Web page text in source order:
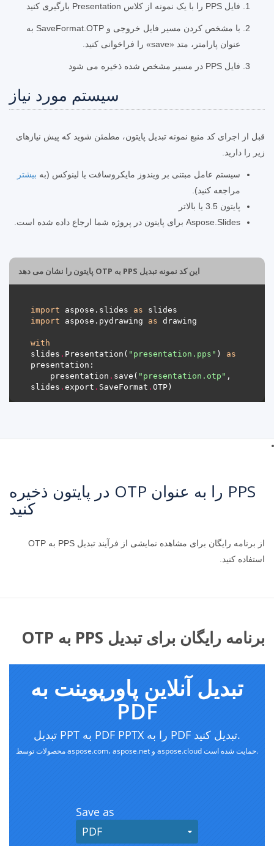
فایل PPS را با یک نمونه از کلاس Presentation بارگیری کنید
با مشخص کردن مسیر فایل خروجی و SaveFormat.OTP به
عنوان پارامتر، متد «save» را فراخوانی کنید.
فایل PPS در مسیر مشخص شده ذخیره می شود
سیستم مورد نیاز
قبل از اجرای کد منبع نمونه تبدیل پایتون، مطمئن شوید که پیش نیازهای
زیر را دارید.
سیستم عامل مبتنی بر ویندوز مایکروسافت یا لینوکس (به بیشتر
مراجعه کنید).
پایتون 3.5 یا بالاتر
Aspose.Slides برای پایتون در پروژه شما ارجاع داده شده است.
این کد نمونه تبدیل PPS به OTP پایتون را نشان می دهد
import aspose.slides as
import aspose.pydrawing as
with
slides . Presentation( "presentation.pps" ) as
    presentation
. save( "presentation.otp" ,
slides . export . SaveFormat .
PPS را به عنوان OTP در پایتون ذخیره
کنید
از برنامه رایگان برای مشاهده نمایشی از فرآیند تبدیل PPS به OTP
استفاده کنید.
برنامه رایگان برای تبدیل PPS به OTP